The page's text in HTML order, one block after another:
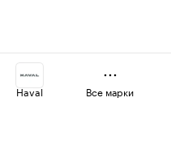
Haval Все марки